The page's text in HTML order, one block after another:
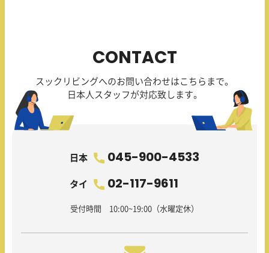
CONTACT
スックリビングへのお問い合わせはこちらまで。
日本人スタッフが対応致します。
日本 045-900-4533
タイ 02-117-9611
受付時間 10:00~19:00（水曜定休）